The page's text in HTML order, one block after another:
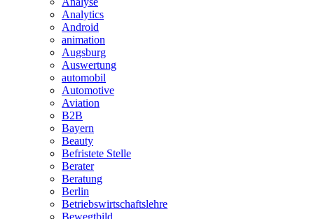
Analytics
Android
animation
Augsburg
Auswertung
automobil
Automotive
Aviation
B2B
Bayern
Beauty
Befristete Stelle
Berater
Beratung
Berlin
Betriebswirtschaftslehre
Bewegtbild